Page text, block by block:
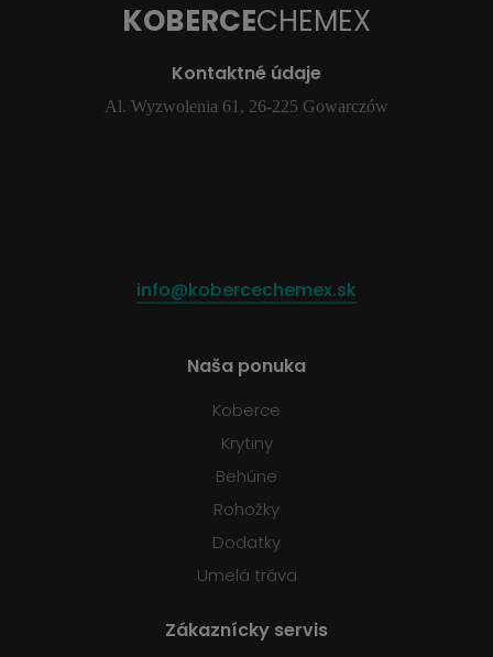
KOBERCECHEMEX
Kontaktné údaje
Al. Wyzwolenia 61, 26-225 Gowarczów
info@kobercechemex.sk
Naša ponuka
Koberce
Krytiny
Behúne
Rohožky
Dodatky
Umelá tráva
Zákaznícky servis